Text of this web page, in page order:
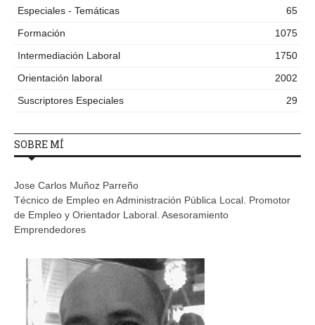
Especiales - Temáticas
65
Formación
1075
Intermediación Laboral
1750
Orientación laboral
2002
Suscriptores Especiales
29
SOBRE MÍ
Jose Carlos Muñoz Parreño
Técnico de Empleo en Administración Pública Local. Promotor
de Empleo y Orientador Laboral. Asesoramiento
Emprendedores